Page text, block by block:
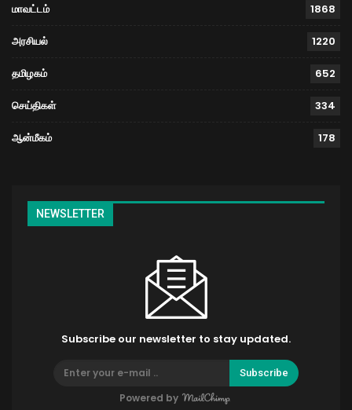
மாவட்டம் 1868
அரசியல் 1220
தமிழகம் 652
செய்திகள் 334
ஆன்மீகம் 178
NEWSLETTER
Subscribe our newsletter to stay updated.
Subscribe
Powered by